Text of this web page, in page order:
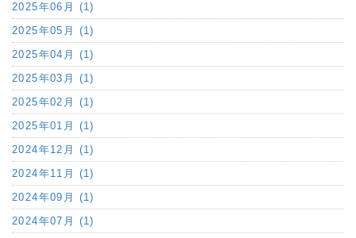
2025年06月 (1)
2025年05月 (1)
2025年04月 (1)
2025年03月 (1)
2025年02月 (1)
2025年01月 (1)
2024年12月 (1)
2024年11月 (1)
2024年09月 (1)
2024年07月 (1)